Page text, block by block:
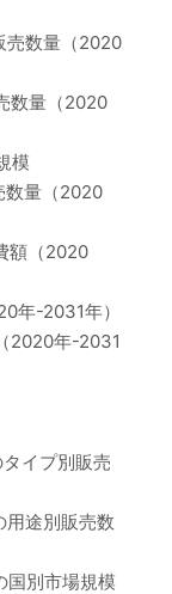
売数量（2020
数量（2020
模
数量（2020
額（2020
年-2031年）
2020年-2031
イプ別販売
用途別販売数
国別市場規模